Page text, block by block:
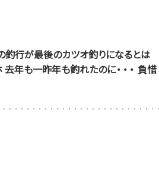
釣行が最後のカツオ釣りになるとは
年も一昨年も釣れたのに・・・ 負惜